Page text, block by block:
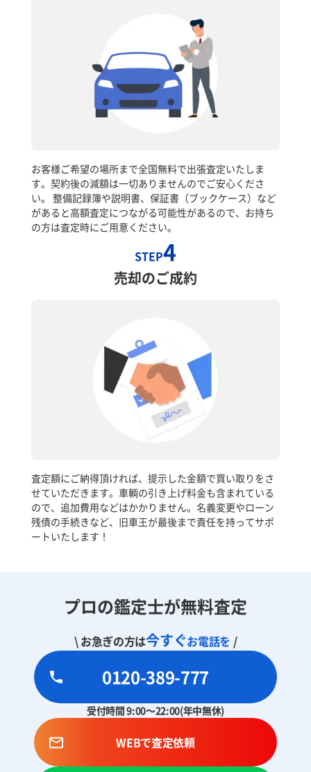
お客様ご希望の場所まで全国無料で出張査定いたしま
す。契約後の減額は一切ありませんのでご安心くださ
い。 整備記録簿や説明書、保証書（ブックケース）など
があると高額査定につながる可能性があるので、お持ち
の方は査定時にご用意ください。
STEP4
売却のご成約
査定額にご納得頂ければ、提示した金額で買い取りをさ
せていただきます。車輌の引き上げ料金も含まれている
ので、追加費用などはかかりません。名義変更やローン
残債の手続きなど、旧車王が最後まで責任を持ってサポ
ートいたします！
プロの鑑定士が無料査定
\ お急ぎの方は今すぐお電話を /
0120-389-777
受付時間 9:00～22:00(年中無休)
WEBで査定依頼